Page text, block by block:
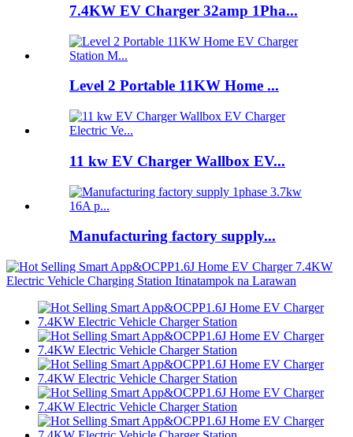
7.4KW EV Charger 32amp 1Pha...
Level 2 Portable 11KW Home ...
11 kw EV Charger Wallbox EV...
Manufacturing factory supply...